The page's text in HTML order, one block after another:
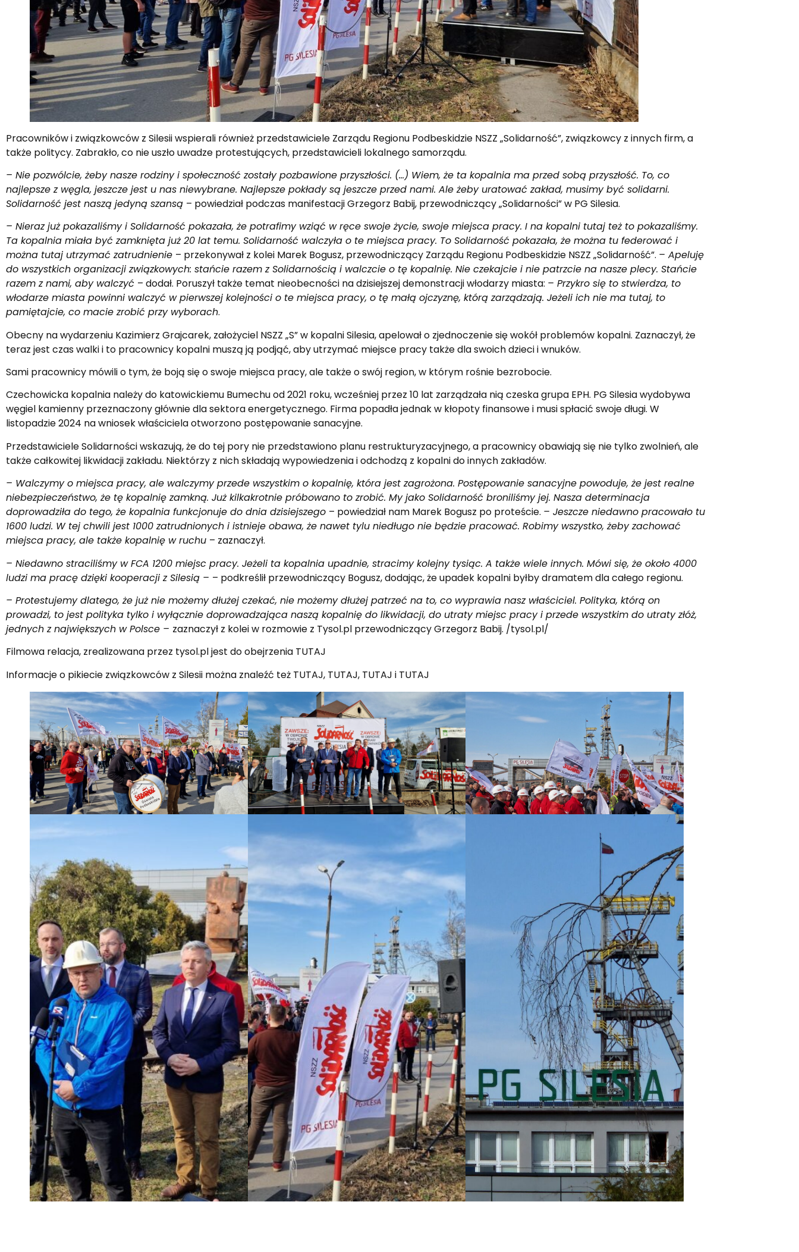
Pracowników i związkowców z Silesii wspierali również przedstawiciele Zarządu Regionu Podbeskidzie NSZZ „Solidarność”, związkowcy z innych firm, a
także politycy. Zabrakło, co nie uszło uwadze protestujących, przedstawicieli lokalnego samorządu.
– Nie pozwólcie, żeby nasze rodziny i społeczność zostały pozbawione przyszłości. (…) Wiem, że ta kopalnia ma przed sobą przyszłość. To, co
najlepsze z węgla, jeszcze jest u nas niewybrane. Najlepsze pokłady są jeszcze przed nami. Ale żeby uratować zakład, musimy być solidarni.
Solidarność jest naszą jedyną szansą – powiedział podczas manifestacji Grzegorz Babij, przewodniczący „Solidarności” w PG Silesia.
– Nieraz już pokazaliśmy i Solidarność pokazała, że potrafimy wziąć w ręce swoje życie, swoje miejsca pracy. I na kopalni tutaj też to pokazaliśmy.
Ta kopalnia miała być zamknięta już 20 lat temu. Solidarność walczyła o te miejsca pracy. To Solidarność pokazała, że można tu federować i
można tutaj utrzymać zatrudnienie – przekonywał z kolei Marek Bogusz, przewodniczący Zarządu Regionu Podbeskidzie NSZZ „Solidarność”. – Apeluję
do wszystkich organizacji związkowych: stańcie razem z Solidarnością i walczcie o tę kopalnię. Nie czekajcie i nie patrzcie na nasze plecy. Stańcie
razem z nami, aby walczyć – dodał. Poruszył także temat nieobecności na dzisiejszej demonstracji włodarzy miasta: – Przykro się to stwierdza, to
włodarze miasta powinni walczyć w pierwszej kolejności o te miejsca pracy, o tę małą ojczyznę, którą zarządzają. Jeżeli ich nie ma tutaj, to
pamiętajcie, co macie zrobić przy wyborach.
Obecny na wydarzeniu Kazimierz Grajcarek, założyciel NSZZ „S” w kopalni Silesia, apelował o zjednoczenie się wokół problemów kopalni. Zaznaczył, że
teraz jest czas walki i to pracownicy kopalni muszą ją podjąć, aby utrzymać miejsce pracy także dla swoich dzieci i wnuków.
Sami pracownicy mówili o tym, że boją się o swoje miejsca pracy, ale także o swój region, w którym rośnie bezrobocie.
Czechowicka kopalnia należy do katowickiemu Bumechu od 2021 roku, wcześniej przez 10 lat zarządzała nią czeska grupa EPH. PG Silesia wydobywa
węgiel kamienny przeznaczony głównie dla sektora energetycznego. Firma popadła jednak w kłopoty finansowe i musi spłacić swoje długi. W
listopadzie 2024 na wniosek właściciela otworzono postępowanie sanacyjne.
Przedstawiciele Solidarności wskazują, że do tej pory nie przedstawiono planu restrukturyzacyjnego, a pracownicy obawiają się nie tylko zwolnień, ale
także całkowitej likwidacji zakładu. Niektórzy z nich składają wypowiedzenia i odchodzą z kopalni do innych zakładów.
– Walczymy o miejsca pracy, ale walczymy przede wszystkim o kopalnię, która jest zagrożona. Postępowanie sanacyjne powoduje, że jest realne
niebezpieczeństwo, że tę kopalnię zamkną. Już kilkakrotnie próbowano to zrobić. My jako Solidarność broniliśmy jej. Nasza determinacja
doprowadziła do tego, że kopalnia funkcjonuje do dnia dzisiejszego – powiedział nam Marek Bogusz po proteście. – Jeszcze niedawno pracowało tu
1600 ludzi. W tej chwili jest 1000 zatrudnionych i istnieje obawa, że nawet tylu niedługo nie będzie pracować. Robimy wszystko, żeby zachować
miejsca pracy, ale także kopalnię w ruchu – zaznaczył.
– Niedawno straciliśmy w FCA 1200 miejsc pracy. Jeżeli ta kopalnia upadnie, stracimy kolejny tysiąc. A także wiele innych. Mówi się, że około 4000
ludzi ma pracę dzięki kooperacji z Silesią – – podkreślił przewodniczący Bogusz, dodając, że upadek kopalni byłby dramatem dla całego regionu.
– Protestujemy dlatego, że już nie możemy dłużej czekać, nie możemy dłużej patrzeć na to, co wyprawia nasz właściciel. Polityka, którą on
prowadzi, to jest polityka tylko i wyłącznie doprowadzająca naszą kopalnię do likwidacji, do utraty miejsc pracy i przede wszystkim do utraty złóż,
jednych z największych w Polsce – zaznaczył z kolei w rozmowie z Tysol.pl przewodniczący Grzegorz Babij. /tysol.pl/
Filmowa relacja, zrealizowana przez tysol.pl jest do obejrzenia TUTAJ
Informacje o pikiecie związkowców z Silesii można znaleźć też TUTAJ, TUTAJ, TUTAJ i TUTAJ